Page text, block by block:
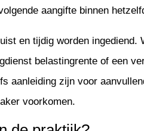
aangifte binnen
en tijdig worden ingediend.
belastingrente of een
aanleiding zijn voor
voorkomen.